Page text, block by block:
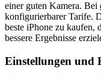
einer guten Kamera. Bei
konfigurierbarer Tarife.
beste iPhone zu kaufen,
bessere Ergebnisse
Einstellungen und